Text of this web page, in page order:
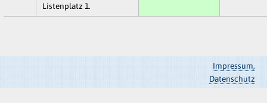
Listenplatz 1.
Impressum,
Datenschutz